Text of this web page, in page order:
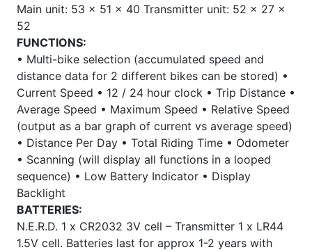
Main unit: 53 × 51 × 40 Transmitter unit: 52 × 27 ×
52
FUNCTIONS:
• Multi-bike selection (accumulated speed and
distance data for 2 different bikes can be stored) •
Current Speed • 12 / 24 hour clock • Trip Distance •
Average Speed • Maximum Speed • Relative Speed
(output as a bar graph of current vs average speed)
• Distance Per Day • Total Riding Time • Odometer
• Scanning (will display all functions in a looped
sequence) • Low Battery Indicator • Display
Backlight
BATTERIES:
N.E.R.D. 1 x CR2032 3V cell – Transmitter 1 x LR44
1.5V cell. Batteries last for approx 1-2 years with